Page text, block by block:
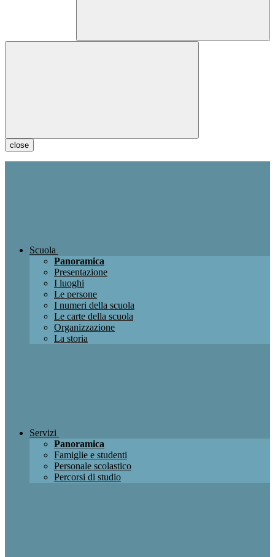
close
Scuola
Panoramica
Presentazione
I luoghi
Le persone
I numeri della scuola
Le carte della scuola
Organizzazione
La storia
Servizi
Panoramica
Famiglie e studenti
Personale scolastico
Percorsi di studio